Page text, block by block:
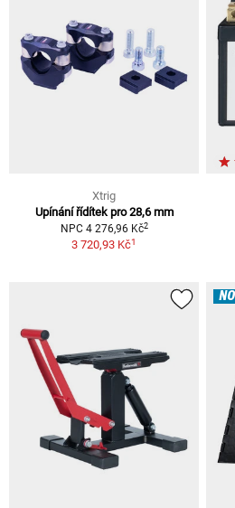
Xtrig
Upínání řídítek pro 28,6 mm
NPC 4 276,96 Kč2
3 720,93 Kč1